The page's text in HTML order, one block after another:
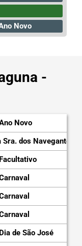
Novo
-
Novo
Sra. dos Navegantes
Facultativo
Dia de São José